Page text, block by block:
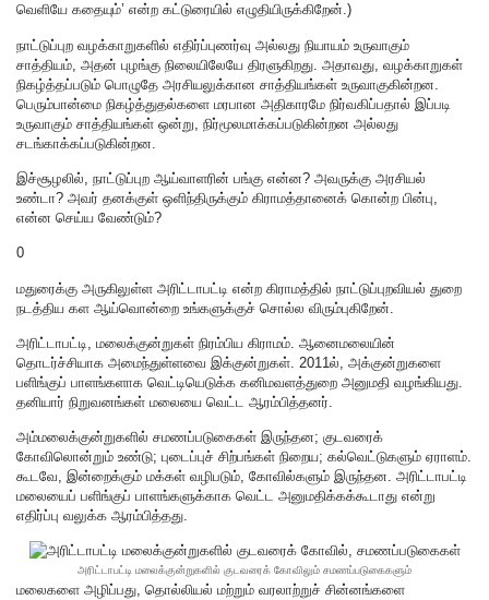
வெளியே கதையும்’ என்ற கட்டுரையில் எழுதியிருக்கிறேன்.)
நாட்டுப்புற வழக்காறுகளில் எதிர்ப்புணர்வு அல்லது நியாயம் உருவாகும்
சாத்தியம், அதன் புழங்கு நிலையிலேயே திரளுகிறது. அதாவது, வழக்காறுகள்
நிகழ்த்தப்படும் பொழுதே அரசியலுக்கான சாத்தியங்கள் உருவாகுகின்றன.
பெரும்பான்மை நிகழ்த்துதல்களை மரபான அதிகாரமே நிர்வகிப்பதால் இப்படி
உருவாகும் சாத்தியங்கள் ஒன்று, நிர்மூலமாக்கப்படுகின்றன அல்லது
சடங்காக்கப்படுகின்றன.
இச்சூழலில், நாட்டுப்புற ஆய்வாளரின் பங்கு என்ன? அவருக்கு அரசியல்
உண்டா? அவர் தனக்குள் ஒளிந்திருக்கும் கிராமத்தானைக் கொன்ற பின்பு,
என்ன செய்ய வேண்டும்?
0
மதுரைக்கு அருகிலுள்ள அரிட்டாபட்டி என்ற கிராமத்தில் நாட்டுப்புறவியல் துறை
நடத்திய கள ஆய்வொன்றை உங்களுக்குச் சொல்ல விரும்புகிறேன்.
அரிட்டாபட்டி, மலைக்குன்றுகள் நிரம்பிய கிராமம். ஆனைமலையின்
தொடர்ச்சியாக அமைந்துள்ளவை இக்குன்றுகள். 2011ல், அக்குன்றுகளை
பளிங்குப் பாளங்களாக வெட்டியெடுக்க கனிமவளத்துறை அனுமதி வழங்கியது.
தனியார் நிறுவனங்கள் மலையை வெட்ட ஆரம்பித்தனர்.
அம்மலைக்குன்றுகளில் சமணப்படுகைகள் இருந்தன; குடவரைக்
கோவிலொன்றும் உண்டு; புடைப்புச் சிற்பங்கள் நிறைய; கல்வெட்டுகளும் ஏராளம்.
கூடவே, இன்றைக்கும் மக்கள் வழிபடும், கோவில்களும் இருந்தன. அரிட்டாபட்டி
மலையைப் பளிங்குப் பாளங்களுக்காக வெட்ட அனுமதிக்கக்கூடாது என்று
எதிர்ப்பு வலுக்க ஆரம்பித்தது.
அரிட்டாபட்டி மலைக்குன்றுகளில் குடவரைக் கோவிலும் சமணப்படுகைகளும்
மலைகளை அழிப்பது, தொல்லியல் மற்றும் வரலாற்றுச் சின்னங்களை